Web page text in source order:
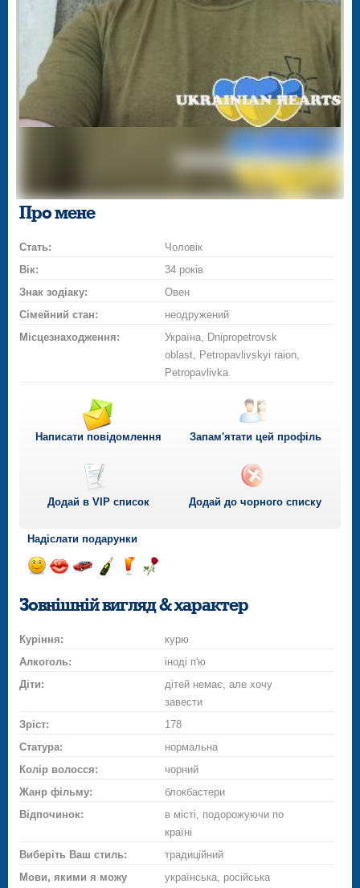
Про мене
Стать:
Чоловік
Вік:
34 років
Знак зодіаку:
Овен
Сімейний стан:
неодружений
Місцезнаходження:
Україна, Dnipropetrovsk
oblast, Petropavlivskyi raion,
Petropavlivka
Написати повідомлення Запам'ятати цей профіль
Додай в VIP список Додай до чорного списку
Надіслати подарунки
посмішкупоцілунок
на
автомобілі
шампанське
троянду
Зовнішній вигляд & характер
Куріння:
курю
Алкоголь:
іноді п'ю
Діти:
дітей немає, але хочу
завести
Зріст:
178
Статура:
нормальна
Колір волосся:
чорний
Жанр фільму:
блокбастери
Відпочинок:
в місті, подорожуючи по
країні
Виберіть Ваш стиль:
традиційний
Мови, якими я можу
українська, російська